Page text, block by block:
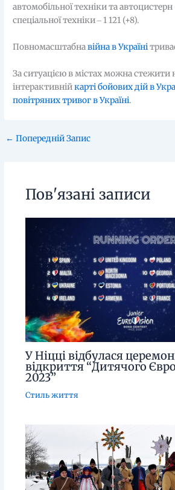
автомобільної техніки та
спеціальної техніки ‒ 1 121 (+8).
Повномасштабнавійна в Україні
За ситуацією в містах можна стежити
інтерактивнійкарті бойових дій в
повітряних тривог в Україні.
← Попередній Запис
Пов'язані записи
У Ніцці відбулася
відкриття “Дитячого
2023”
Стиль життя